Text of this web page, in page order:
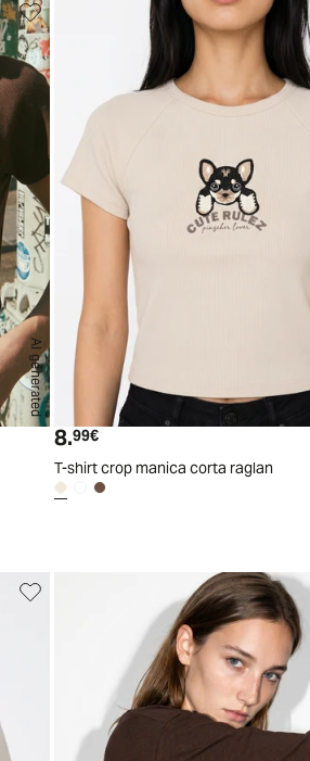
AI generated
MLXL
Prezzo attuale
8.99€
T-shirt crop manica corta raglan